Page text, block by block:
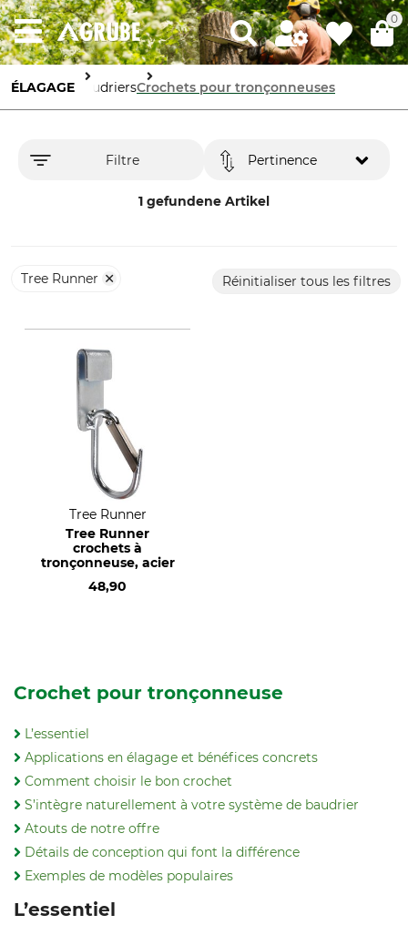
0
ÉLAGAGE BaudriersCrochets pour tronçonneuses
Filtre
1 gefundene Artikel
Pertinence
Tree Runner Réinitialiser tous les filtres
Tree Runner
Tree Runner
crochets à
tronçonneuse, acier
48,90
Crochet pour tronçonneuse
L’essentiel
Applications en élagage et bénéfices concrets
Comment choisir le bon crochet
S’intègre naturellement à votre système de baudrier
Atouts de notre offre
Détails de conception qui font la différence
Exemples de modèles populaires
L’essentiel